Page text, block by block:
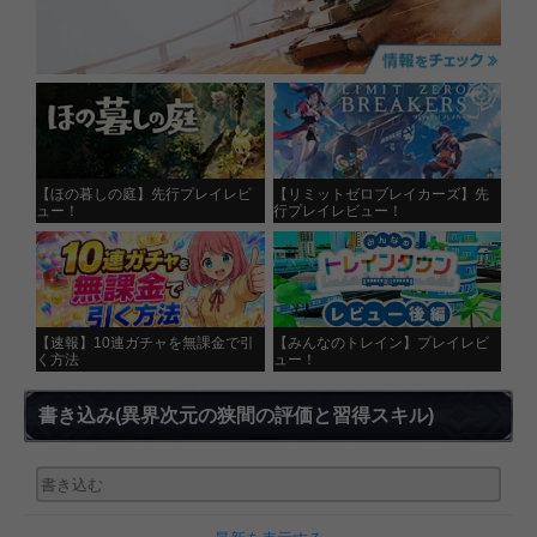
【ほの暮しの庭】先行プレイレビ
ュー！
【リミットゼロブレイカーズ】先
行プレイレビュー！
【速報】10連ガチャを無課金で引
く方法
【みんなのトレイン】プレイレビ
ュー！
書き込み(異界次元の狭間の評価と習得スキル)